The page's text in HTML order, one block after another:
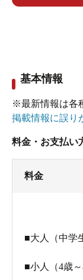
基本情報
※最新情報は各
掲載情報に誤り
料金・お支払い
料金
■大人（中学
■小人（4歳